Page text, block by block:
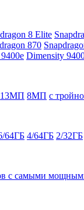
8 Elite
870
Dimensity
13МП 8МП с
64ГБ 4/64ГБ 2/32ГБ
с самыми